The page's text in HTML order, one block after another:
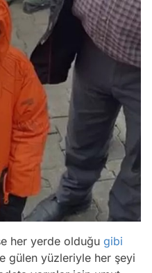
her yerde olduğu gibi
gülen yüzleriyle her şeyi